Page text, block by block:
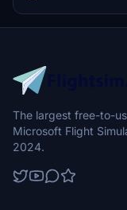
通客运航线130条，通
个；地区航线3条，地
The largest free-to-
Microsoft Flight
2024.